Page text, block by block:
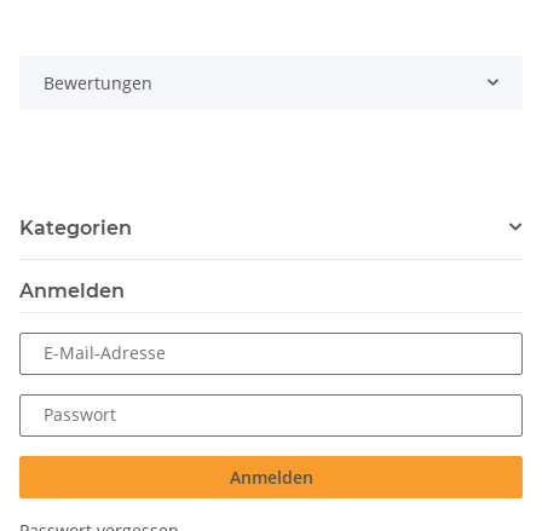
Bewertungen
Kategorien
Anmelden
E-Mail-Adresse
Passwort
Anmelden